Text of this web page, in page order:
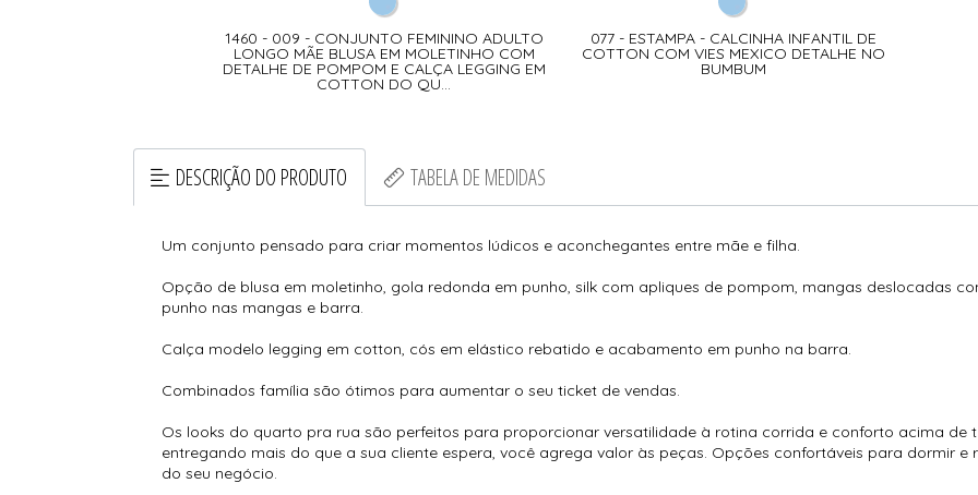
1460 - 009 - CONJUNTO FEMININO ADULTO
LONGO MÃE BLUSA EM MOLETINHO COM
DETALHE DE POMPOM E CALÇA LEGGING EM
COTTON DO QU...
077 - ESTAMPA - CALCINHA INFANTIL DE
COTTON COM VIES MEXICO DETALHE NO
BUMBUM
DESCRIÇÃO DO PRODUTO TABELA DE MEDIDAS
Um conjunto pensado para criar momentos lúdicos e aconchegantes entre mãe e filha.
Opção de blusa em moletinho, gola redonda em punho, silk com apliques de pompom, mangas deslocadas
punho nas mangas e barra.
Calça modelo legging em cotton, cós em elástico rebatido e acabamento em punho na barra.
Combinados família são ótimos para aumentar o seu ticket de vendas.
Os looks do quarto pra rua são perfeitos para proporcionar versatilidade à rotina corrida e conforto acima de
entregando mais do que a sua cliente espera, você agrega valor às peças. Opções confortáveis para dormir e
do seu negócio.